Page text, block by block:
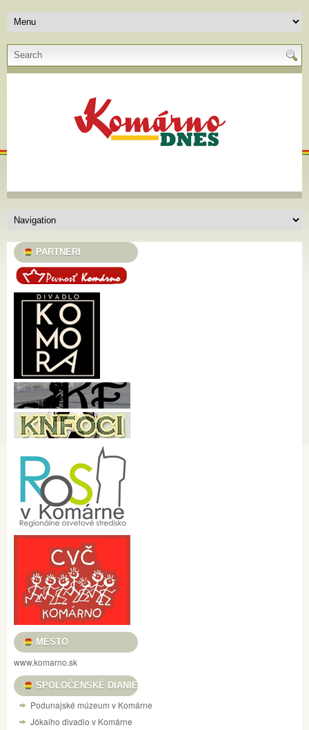
PARTNERI
MESTO
www.komarno.sk
SPOLOČENSKÉ DIANIE
Podunajské múzeum v Komárne
Jókaiho divadlo v Komárne